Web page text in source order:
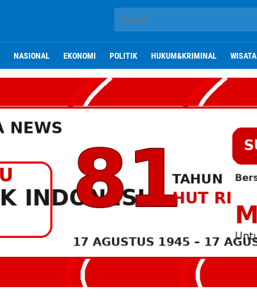
NASIONAL EKONOMI POLITIK HUKUM&KRIMINAL WISATA